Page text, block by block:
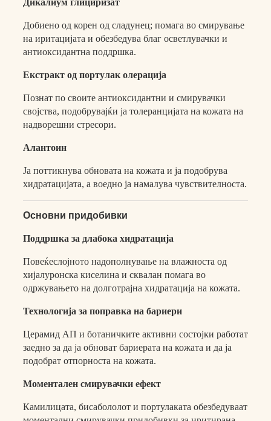
Добиено од корен од сладунец; помага во смирување
на иритацијата и обезбедува благ осветлувачки и
антиоксидантна поддршка.
Екстракт од портулак олерација
Познат по своите антиоксидантни и смирувачки
својства, подобрувајќи ја толеранцијата на кожата на
надворешни стресори.
Алантоин
Ја поттикнува обновата на кожата и ја подобрува
хидратацијата, а воедно ја намалува чувствителноста.
Основни придобивки
Поддршка за длабока хидратација
Повеќеслојното надополнување на влажноста од
хијалуронска киселина и сквалан помага во
одржувањето на долготрајна хидратација на кожата.
Технологија за поправка на бариери
Церамид АП и ботаничките активни состојки работат
заедно за да ја обноват бариерата на кожата и да ја
подобрат отпорноста на кожата.
Моментален смирувачки ефект
Камилицата, бисабололот и портулаката обезбедуваат